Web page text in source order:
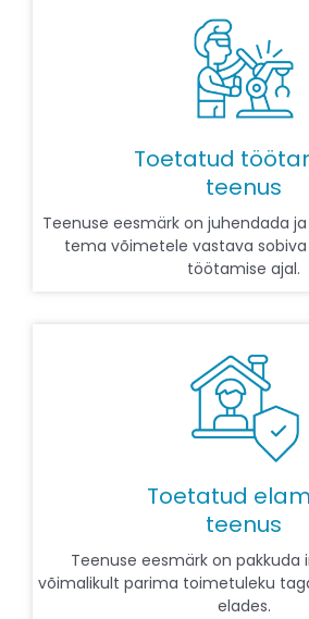
Toetatud
teenus
Teenuse eesmärk on juhendada
tema võimetele vastava
töötamise ajal.
Toetatud
teenus
Teenuse eesmärk on pakkuda
võimalikult parima toimetuleku
elades.